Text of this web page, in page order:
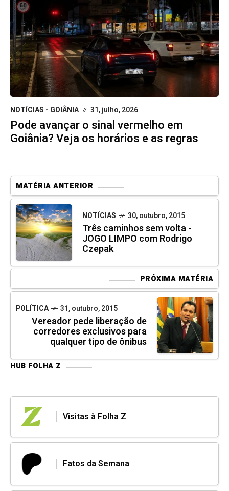
NOTÍCIAS - GOIÂNIA 31, julho, 2026
Pode avançar o sinal vermelho em
Goiânia? Veja os horários e as regras
MATÉRIA ANTERIOR
NOTÍCIAS 30, outubro, 2015
Três caminhos sem volta -
JOGO LIMPO com Rodrigo
Czepak
PRÓXIMA MATÉRIA
POLÍTICA 31, outubro, 2015
Vereador pede liberação de
corredores exclusivos para
qualquer tipo de ônibus
HUB FOLHA Z
Visitas à Folha Z
Fatos da Semana